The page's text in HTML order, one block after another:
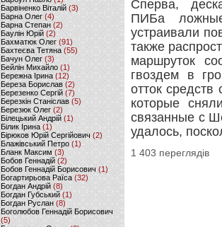
Барвіненко Віталій(3)
Барна Олег (4)
Барна Степан (2)
Баулін Юрій (2)
Бахматюк Олег (91)
Бахтеєва Тетяна(55)
Бачун Олег (3)
Бейлін Михайло (1)
Бережна Ірина(12)
Береза Борислав(2)
Березенко Сергій (7)
Березкін Станіслав (5)
Березюк Олег(2)
Білецький Андрій (1)
Білик Ірина (1)
Бірюков Юрій Сергійович (2)
Блажівський Петро (1)
Бланк Максим(3)
Бобов Геннадій (2)
Бобов Геннадій Борисович (1)
Богартирьова Раїса (32)
Богдан Андрій(8)
Богдан Губський (1)
Богдан Руслан(8)
Боголюбов Геннадій Борисович
(5)
Сперва,
ПИБа
устраивали
также
маршруток
гвоздем в
отток
которые
связанные с
удалось,
1 403 переглядів